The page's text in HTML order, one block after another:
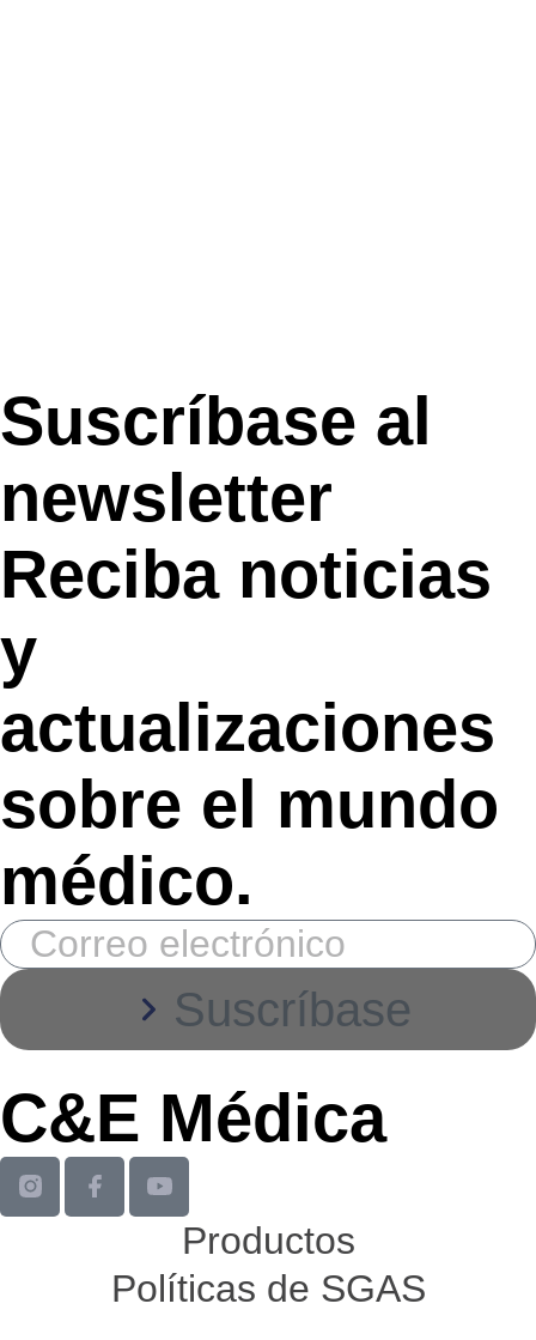
Suscríbase al
newsletter
Reciba noticias
y
actualizaciones
sobre el mundo
médico.
Suscríbase
C&E Médica
Productos
Políticas de SGAS